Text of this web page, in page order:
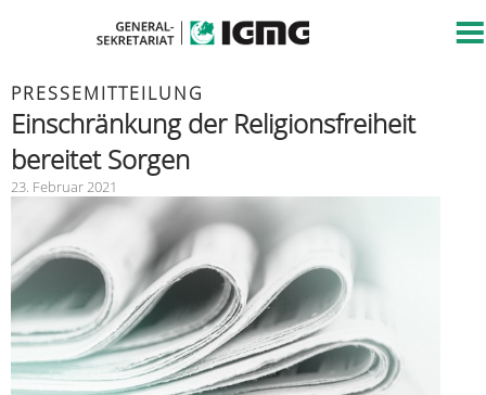
PRESSEMITTEILUNG
Einschränkung der Religionsfreiheit
bereitet Sorgen
23. Februar 2021